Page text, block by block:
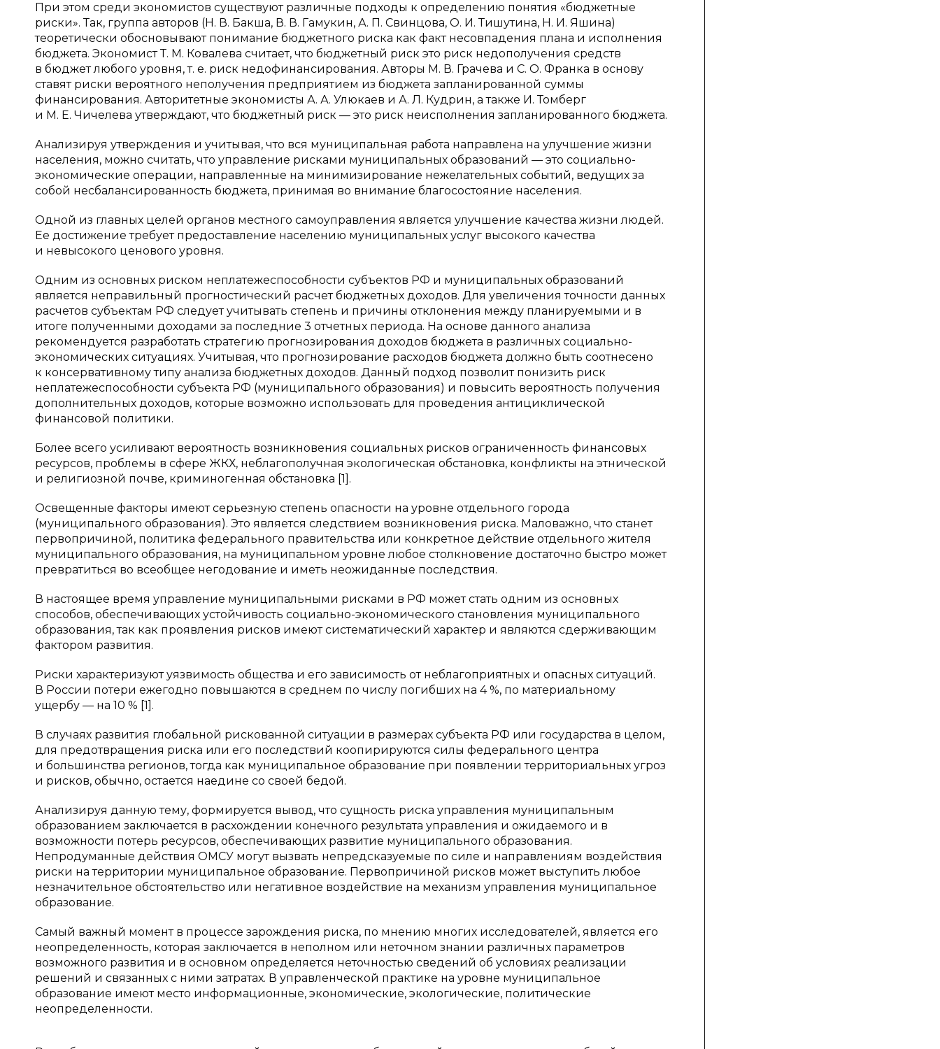
При этом среди экономистов существуют различные подходы к определению понятия «бюджетные
риски». Так, группа авторов (Н. В. Бакша, В. В. Гамукин, А. П. Свинцова, О. И. Тишутина, Н. И. Яшина)
теоретически обосновывают понимание бюджетного риска как факт несовпадения плана и исполнения
бюджета. Экономист Т. М. Ковалева считает, что бюджетный риск это риск недополучения средств
в бюджет любого уровня, т. е. риск недофинансирования. Авторы М. В. Грачева и С. О. Франка в основу
ставят риски вероятного неполучения предприятием из бюджета запланированной суммы
финансирования. Авторитетные экономисты А. А. Улюкаев и А. Л. Кудрин, а также И. Томберг
и М. Е. Чичелева утверждают, что бюджетный риск — это риск неисполнения запланированного бюджета.
Анализируя утверждения и учитывая, что вся муниципальная работа направлена на улучшение жизни
населения, можно считать, что управление рисками муниципальных образований — это социально-
экономические операции, направленные на минимизирование нежелательных событий, ведущих за
собой несбалансированность бюджета, принимая во внимание благосостояние населения.
Одной из главных целей органов местного самоуправления является улучшение качества жизни людей.
Ее достижение требует предоставление населению муниципальных услуг высокого качества
и невысокого ценового уровня.
Одним из основных риском неплатежеспособности субъектов РФ и муниципальных образований
является неправильный прогностический расчет бюджетных доходов. Для увеличения точности данных
расчетов субъектам РФ следует учитывать степень и причины отклонения между планируемыми и в
итоге полученными доходами за последние 3 отчетных периода. На основе данного анализа
рекомендуется разработать стратегию прогнозирования доходов бюджета в различных социально-
экономических ситуациях. Учитывая, что прогнозирование расходов бюджета должно быть соотнесено
к консервативному типу анализа бюджетных доходов. Данный подход позволит понизить риск
неплатежеспособности субъекта РФ (муниципального образования) и повысить вероятность получения
дополнительных доходов, которые возможно использовать для проведения антициклической
финансовой политики.
Более всего усиливают вероятность возникновения социальных рисков ограниченность финансовых
ресурсов, проблемы в сфере ЖКХ, неблагополучная экологическая обстановка, конфликты на этнической
и религиозной почве, криминогенная обстановка [1].
Освещенные факторы имеют серьезную степень опасности на уровне отдельного города
(муниципального образования). Это является следствием возникновения риска. Маловажно, что станет
первопричиной, политика федерального правительства или конкретное действие отдельного жителя
муниципального образования, на муниципальном уровне любое столкновение достаточно быстро может
превратиться во всеобщее негодование и иметь неожиданные последствия.
В настоящее время управление муниципальными рисками в РФ может стать одним из основных
способов, обеспечивающих устойчивость социально-экономического становления муниципального
образования, так как проявления рисков имеют систематический характер и являются сдерживающим
фактором развития.
Риски характеризуют уязвимость общества и его зависимость от неблагоприятных и опасных ситуаций.
В России потери ежегодно повышаются в среднем по числу погибших на 4 %, по материальному
ущербу — на 10 % [1].
В случаях развития глобальной рискованной ситуации в размерах субъекта РФ или государства в целом,
для предотвращения риска или его последствий коопирируются силы федерального центра
и большинства регионов, тогда как муниципальное образование при появлении территориальных угроз
и рисков, обычно, остается наедине со своей бедой.
Анализируя данную тему, формируется вывод, что сущность риска управления муниципальным
образованием заключается в расхождении конечного результата управления и ожидаемого и в
возможности потерь ресурсов, обеспечивающих развитие муниципального образования.
Непродуманные действия ОМСУ могут вызвать непредсказуемые по силе и направлениям воздействия
риски на территории муниципальное образование. Первопричиной рисков может выступить любое
незначительное обстоятельство или негативное воздействие на механизм управления муниципальное
образование.
Самый важный момент в процессе зарождения риска, по мнению многих исследователей, является его
неопределенность, которая заключается в неполном или неточном знании различных параметров
возможного развития и в основном определяется неточностью сведений об условиях реализации
решений и связанных с ними затратах. В управленческой практике на уровне муниципальное
образование имеют место информационные, экономические, экологические, политические
неопределенности.